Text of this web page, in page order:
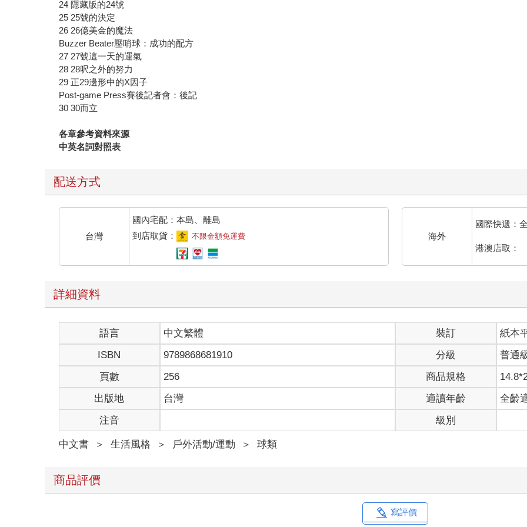
24 隱藏版的24號
25 25號的決定
26 26億美金的魔法
Buzzer Beater壓哨球：成功的配方
27 27號這一天的運氣
28 28呎之外的努力
29 正29邊形中的X因子
Post-game Press賽後記者會：後記
30 30而立
各章參考資料來源
中英名詞對照表
配送方式
台灣
國內宅配：本島、離島
到店取貨：
不限金額免運費 海外
國際快遞：
港澳店取：
詳細資料
語言 中文繁體 裝訂
紙本
ISBN
9789868681910 分級
普通
頁數
256 商品規格
出版地
台灣 適讀年齡
全齡
注音
級別
中文書 ＞ 生活風格 ＞ 戶外活動/運動 ＞ 球類
商品評價
寫評價